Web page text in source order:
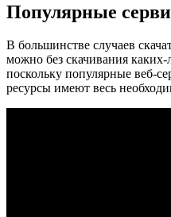
Популярные
В большинстве случаев
можно без скачивания
поскольку популярные веб-
ресурсы имеют весь